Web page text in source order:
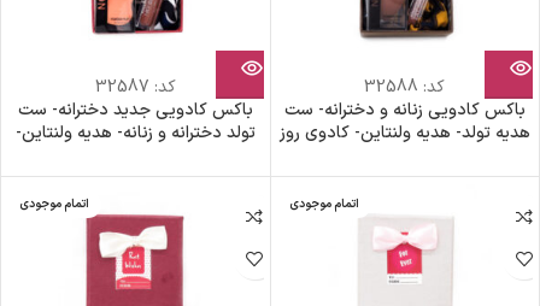
کد: 32588
باکس کادویی زنانه و دخترانه- ست
هدیه تولد- هدیه ولنتاین- کادوی روز
اقتصادی
کد: 32587
باکس کادویی جدید دخترانه- ست
تولد دخترانه و زنانه- هدیه ولنتاین-
هدیه ویژه
اتمام موجودی اتمام موجودی